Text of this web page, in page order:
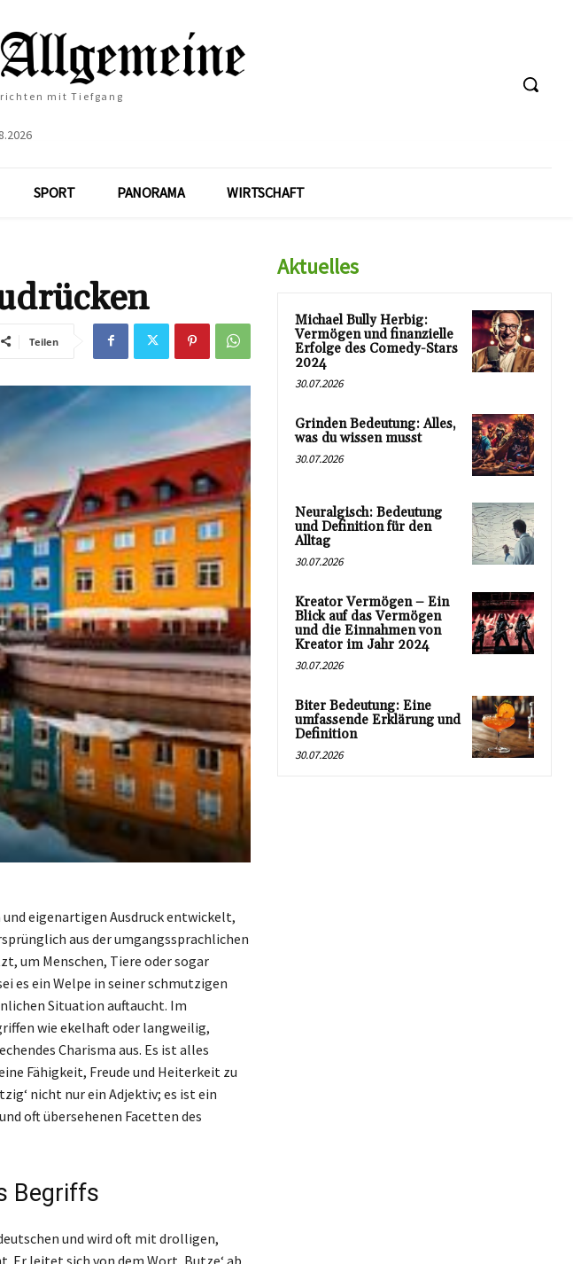
mit Tiefgang
SPORT PANORAMA WIRTSCHAFT
Teilen
und eigenartigen Ausdruck entwickelt,
aus der umgangssprachlichen
um Menschen, Tiere oder sogar
es ein Welpe in seiner schmutzigen
Situation auftaucht. Im
wie ekelhaft oder langweilig,
Charisma aus. Es ist alles
Fähigkeit, Freude und Heiterkeit zu
nicht nur ein Adjektiv; es ist ein
oft übersehenen Facetten des
Begriffs
und wird oft mit drolligen,
Er leitet sich von dem Wort ‚Butze‘ ab,
Aktuelles
Michael Bully Herbig:
Vermögen und finanzielle
Erfolge des Comedy-Stars
2024
30.07.2026
Grinden Bedeutung: Alles,
was du wissen musst
30.07.2026
Neuralgisch: Bedeutung
und Definition für den
Alltag
30.07.2026
Kreator Vermögen – Ein
Blick auf das Vermögen
und die Einnahmen von
Kreator im Jahr 2024
30.07.2026
Biter Bedeutung: Eine
umfassende Erklärung und
Definition
30.07.2026